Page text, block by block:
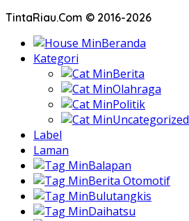
TintaRiau.Com © 2016-2026
Beranda
Kategori
Berita
Olahraga
Politik
Uncategorized
Label
Laman
Balapan
Berita Otomotif
Bulutangkis
Daihatsu